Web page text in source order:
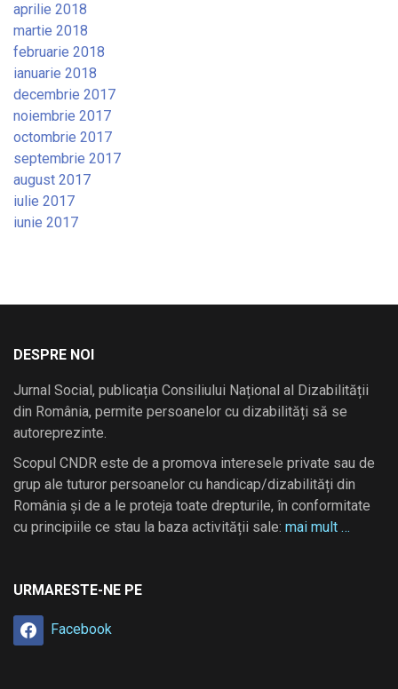
aprilie 2018
martie 2018
februarie 2018
ianuarie 2018
decembrie 2017
noiembrie 2017
octombrie 2017
septembrie 2017
august 2017
iulie 2017
iunie 2017
DESPRE NOI
Jurnal Social, publicația Consiliului Național al Dizabilității
din România, permite persoanelor cu dizabilități să se
autoreprezinte.
Scopul CNDR este de a promova interesele private sau de
grup ale tuturor persoanelor cu handicap/dizabilități din
România și de a le proteja toate drepturile, în conformitate
cu principiile ce stau la baza activității sale: mai mult …
URMARESTE-NE PE
Facebook